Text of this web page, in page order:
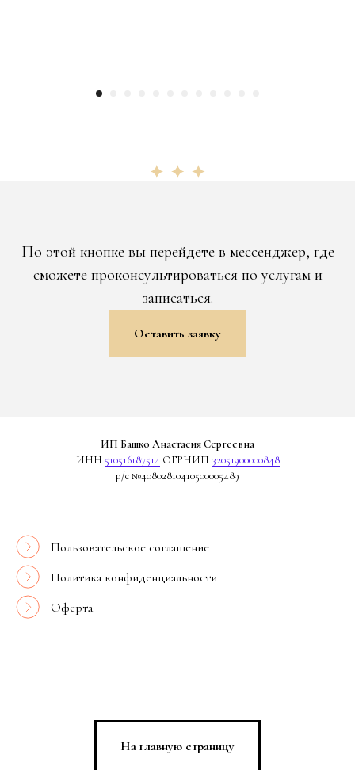
По этой кнопке вы перейдете в мессенджер, где
сможете проконсультироваться по услугам и
записаться.
Оставить заявку
ИП Башко Анастасия Сергеевна
ИНН 510516187514ОГРНИП 32051900000848
р/с №40802810410500005489
Пользовательское соглашение
Политика конфиденциальности
Оферта
На главную страницу